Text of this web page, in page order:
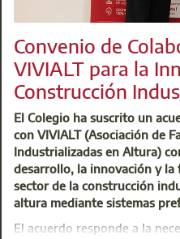
El Colegio ha firmado un
Convenio de
VIVIALT para la
Construcción
El Colegio ha suscrito un
con VIVIALT (Asociación de
Industrializadas en Altura)
desarrollo, la innovación y la
sector de la construcción
altura mediante sistemas
El acuerdo responde a la